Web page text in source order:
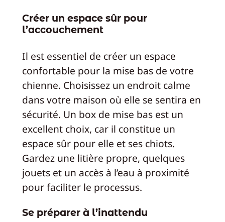
Créer un espace sûr pour
l’accouchement
Il est essentiel de créer un espace
confortable pour la mise bas de votre
chienne. Choisissez un endroit calme
dans votre maison où elle se sentira en
sécurité. Un box de mise bas est un
excellent choix, car il constitue un
espace sûr pour elle et ses chiots.
Gardez une litière propre, quelques
jouets et un accès à l’eau à proximité
pour faciliter le processus.
Se préparer à l’inattendu